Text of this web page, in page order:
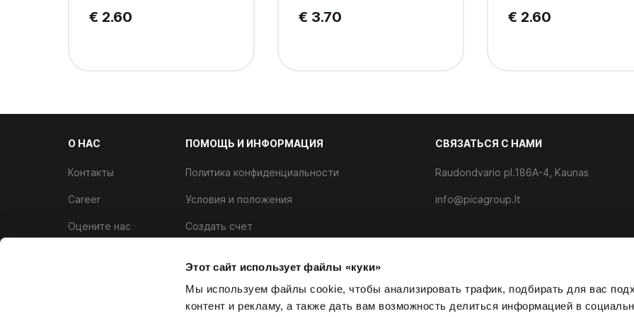
Этот сайт использует файлы «куки»
Мы используем файлы cookie, чтобы анализировать трафик, подбирать для вас
контент и рекламу, а также дать вам возможность делиться информацией в
€ 2.60 € 3.70 € 2.60
О НАС
Контакты
Career
Оцените нас
ПОМОЩЬ И ИНФОРМАЦИЯ
Политика конфиденциальности
Условия и положения
Создать счет
CВЯЗАТЬСЯ С НАМИ
Raudondvario pl.186A-4, Kaunas
info@picagroup.lt